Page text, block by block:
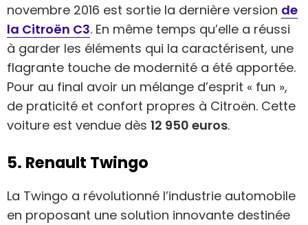
novembre 2016 est sortie la dernière version de
la Citroën C3. En même temps qu’elle a réussi
à garder les éléments qui la caractérisent, une
flagrante touche de modernité a été apportée.
Pour au final avoir un mélange d’esprit « fun »,
de praticité et confort propres à Citroën. Cette
voiture est vendue dès 12 950 euros.
5. Renault Twingo
La Twingo a révolutionné l’industrie automobile
en proposant une solution innovante destinée